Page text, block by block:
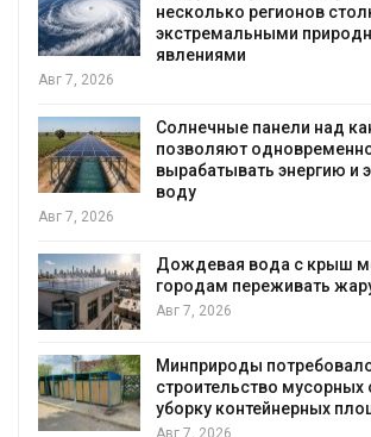
несколько регионов
экстремальными
явлениями
Авг 7, 2026
Солнечные панели над
позволяют
вырабатывать энергию и
воду
Авг 7, 2026
Дождевая вода с крыш
городам переживать
Авг 7, 2026
Минприроды
строительство мусорных
уборку контейнерных
Авг 7, 2026